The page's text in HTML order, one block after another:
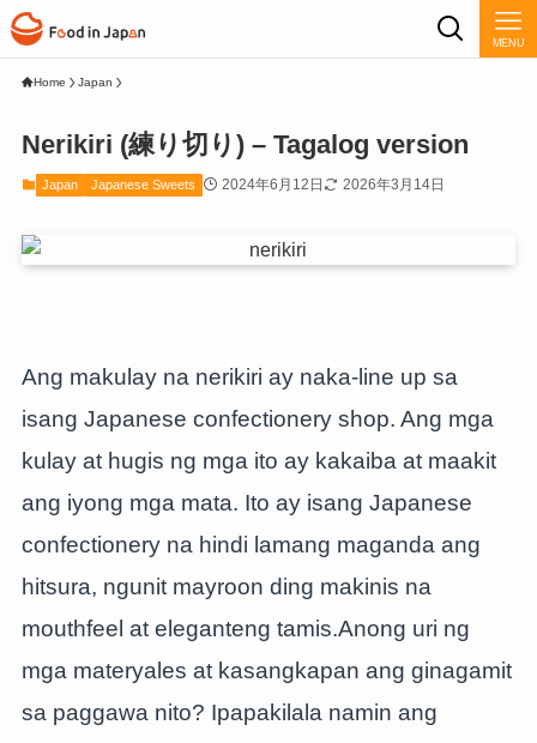
MENU
Home Japan
Nerikiri (練り切り) – Tagalog version
Japan Japanese Sweets 2024年6月12日 2026年3月14日
Ang makulay na nerikiri ay naka-line up sa
isang Japanese confectionery shop. Ang mga
kulay at hugis ng mga ito ay kakaiba at maakit
ang iyong mga mata. Ito ay isang Japanese
confectionery na hindi lamang maganda ang
hitsura, ngunit mayroon ding makinis na
mouthfeel at eleganteng tamis.Anong uri ng
mga materyales at kasangkapan ang ginagamit
sa paggawa nito? Ipapakilala namin ang